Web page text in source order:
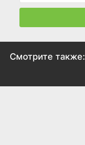
Смотрите также: